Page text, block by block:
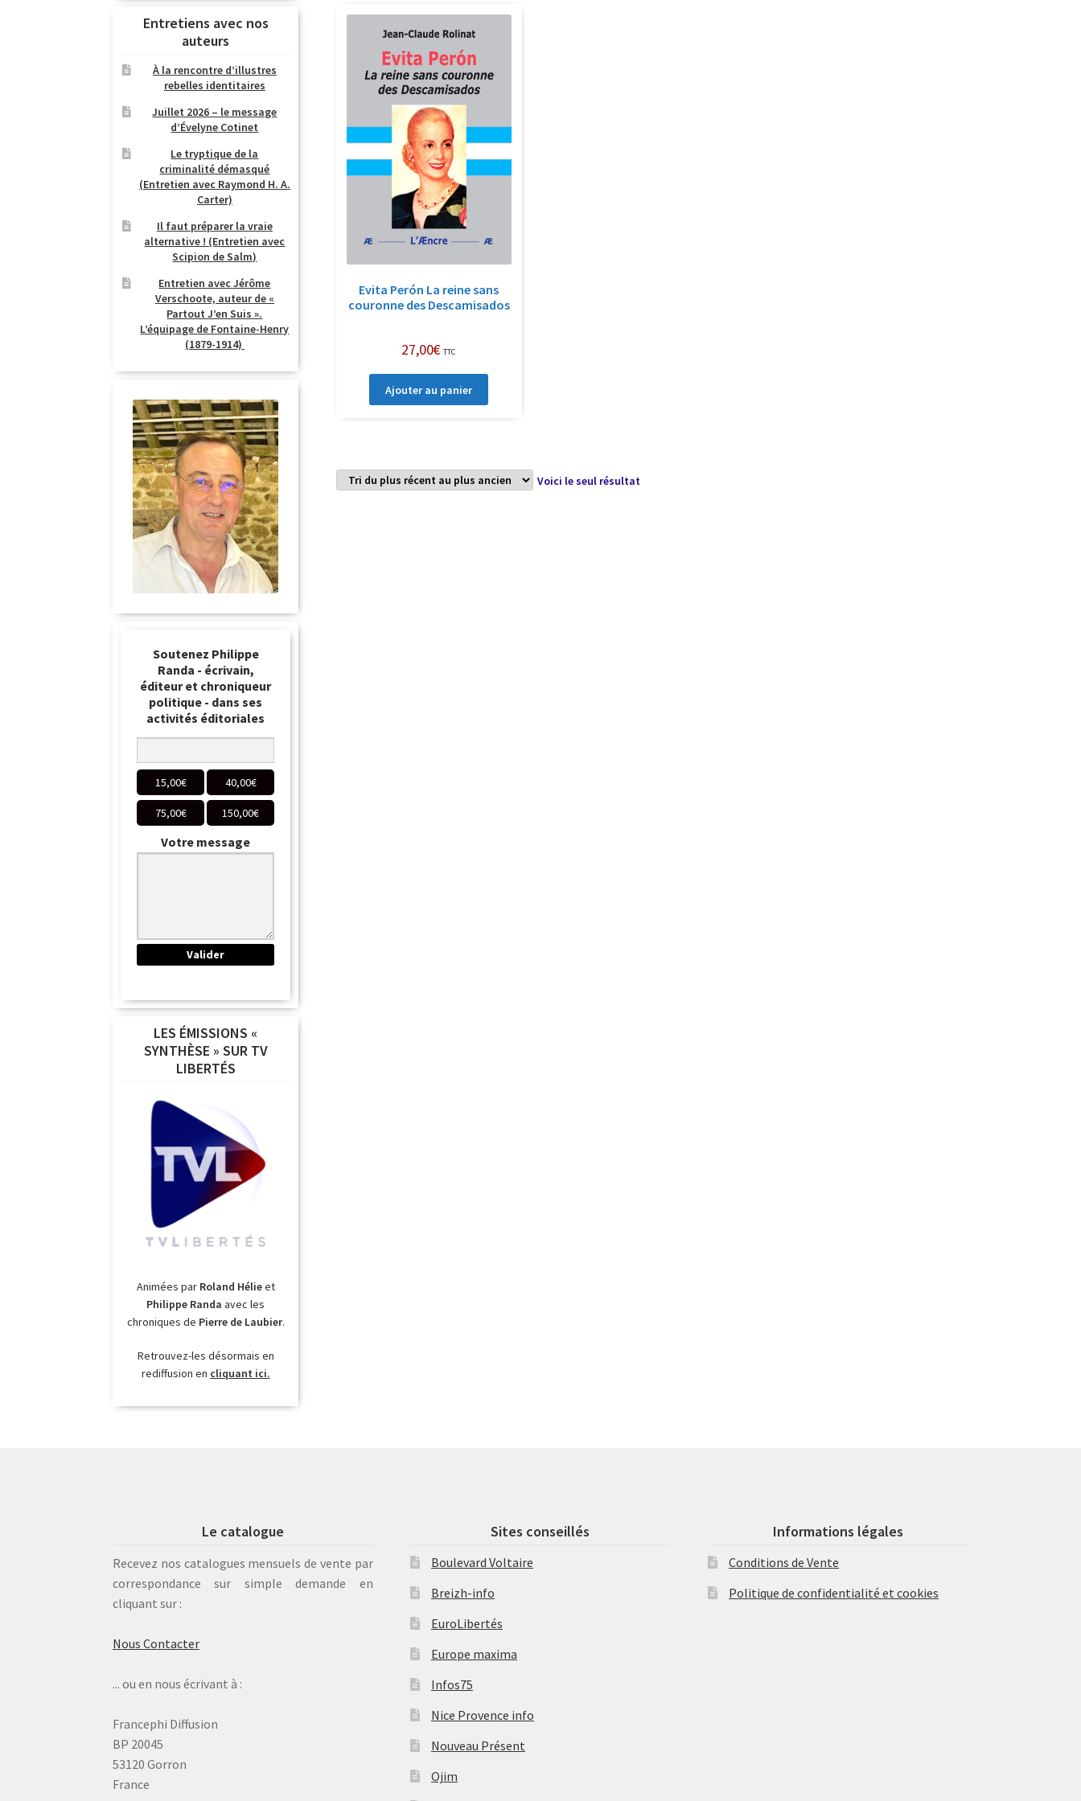
Evita Perón La reine sans
couronne des Descamisados
27,00€ TTC
Ajouter au panier
Voici le seul résultat
Entretiens avec nos
auteurs
À la rencontre d’illustres
rebelles identitaires
Juillet 2026 – le message
d’Évelyne Cotinet
Le tryptique de la
criminalité démasqué
(Entretien avec Raymond H. A.
Carter)
Il faut préparer la vraie
alternative ! (Entretien avec
Scipion de Salm)
Entretien avec Jérôme
Verschoote, auteur de «
Partout J’en Suis ».
L’équipage de Fontaine-Henry
(1879-1914)
Soutenez Philippe
Randa - écrivain,
éditeur et chroniqueur
politique - dans ses
activités éditoriales
15,00€ 40,00€
75,00€ 150,00€
Votre message
LES ÉMISSIONS «
SYNTHÈSE » SUR TV
LIBERTÉS
Animées par Roland Hélieet
Philippe Randa avec les
chroniques de Pierre de Laubier.
Retrouvez-les désormais en
rediffusion en cliquant ici.
Le catalogue
Recevez nos catalogues mensuels de vente par
correspondance sur simple demande en
cliquant sur :
Nous Contacter
... ou en nous écrivant à :
Francephi Diffusion
BP 20045
53120 Gorron
France
Sites conseillés
Boulevard Voltaire
Breizh-info
EuroLibertés
Europe maxima
Infos75
Nice Provence info
Nouveau Présent
Ojim
Informations légales
Conditions de Vente
Politique de confidentialité et cookies